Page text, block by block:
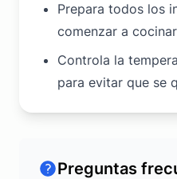
Prepara todos los
comenzar a cocinar
Controla la
para evitar que se
Preguntas